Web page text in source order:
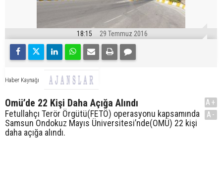
18:15 29 Temmuz 2016
Haber Kaynağı
Omü’de 22 Kişi Daha Açığa Alındı
Fetullahçı Terör Örgütü(FETÖ) operasyonu kapsamında
Samsun Ondokuz Mayıs Üniversitesi’nde(OMÜ) 22 kişi
daha açığa alındı.
A+
A-